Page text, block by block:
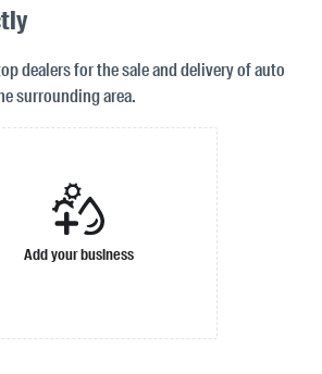
dealers for the sale and delivery of auto
surrounding area.
Add your business